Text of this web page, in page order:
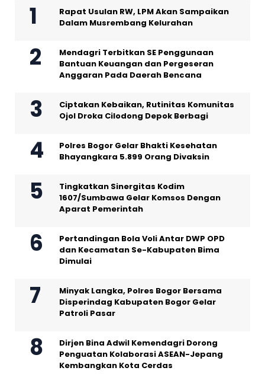
Rapat Usulan RW, LPM Akan Sampaikan
Dalam Musrembang Kelurahan
Mendagri Terbitkan SE Penggunaan
Bantuan Keuangan dan Pergeseran
Anggaran Pada Daerah Bencana
Ciptakan Kebaikan, Rutinitas Komunitas
Ojol Droka Cilodong Depok Berbagi
Polres Bogor Gelar Bhakti Kesehatan
Bhayangkara 5.899 Orang Divaksin
Tingkatkan Sinergitas Kodim
1607/Sumbawa Gelar Komsos Dengan
Aparat Pemerintah
Pertandingan Bola Voli Antar DWP OPD
dan Kecamatan Se-Kabupaten Bima
Dimulai
Minyak Langka, Polres Bogor Bersama
Disperindag Kabupaten Bogor Gelar
Patroli Pasar
Dirjen Bina Adwil Kemendagri Dorong
Penguatan Kolaborasi ASEAN-Jepang
Kembangkan Kota Cerdas